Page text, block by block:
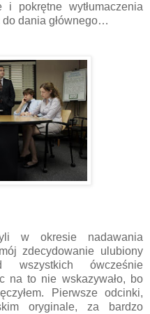
i pokrętne wytłumaczenia
do dania głównego…
w okresie nadawania
zdecydowanie ulubiony
wszystkich ówcześnie
na to nie wskazywało, bo
Pierwsze odcinki,
oryginale, za bardzo